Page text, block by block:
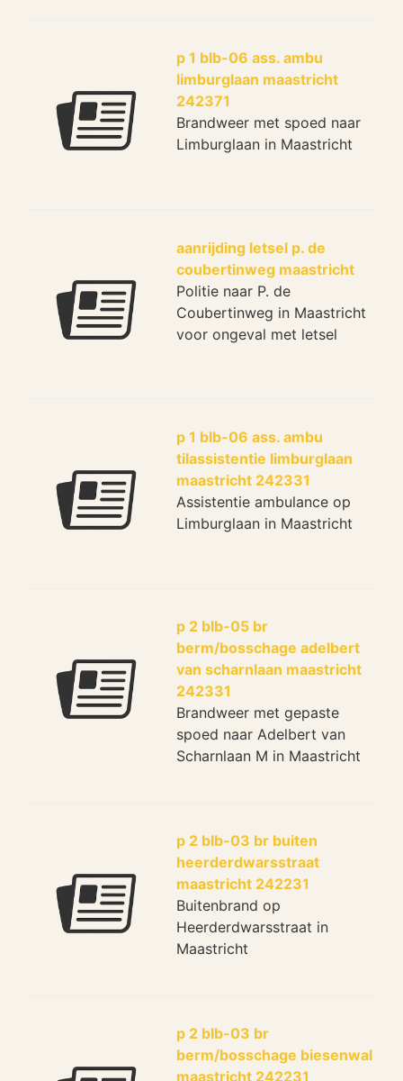
p 1 blb-06 ass. ambu
limburglaan maastricht
242371
Brandweer met spoed naar
Limburglaan in Maastricht
aanrijding letsel p. de
coubertinweg maastricht
Politie naar P. de
Coubertinweg in Maastricht
voor ongeval met letsel
p 1 blb-06 ass. ambu
tilassistentie limburglaan
maastricht 242331
Assistentie ambulance op
Limburglaan in Maastricht
p 2 blb-05 br
berm/bosschage adelbert
van scharnlaan maastricht
242331
Brandweer met gepaste
spoed naar Adelbert van
Scharnlaan M in Maastricht
p 2 blb-03 br buiten
heerderdwarsstraat
maastricht 242231
Buitenbrand op
Heerderdwarsstraat in
Maastricht
p 2 blb-03 br
berm/bosschage biesenwal
maastricht 242231